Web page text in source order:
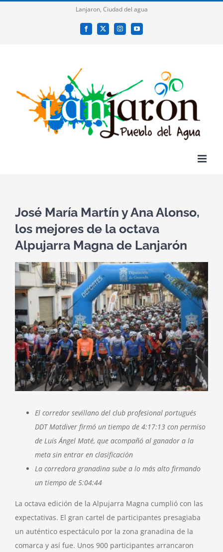
Lanjaron, Ciudad del agua
Facebook
X InstagramYouTube
José María Martín y Ana Alonso,
los mejores de la octava
Alpujarra Magna de Lanjarón
Ver
imagen
más
grande
El corredor sevillano del club profesional portugués
DDT Matdiver firmó un tiempo de 4:17:13 con permiso
de Luis Ángel Maté, que acompañó al ganador a la
meta sin entrar en clasificación
La corredora granadina sube a lo más alto firmando
un tiempo de 5:04:44
La octava edición de la Alpujarra Magna cumplió con las
expectativas. El gran cartel de participantes presagiaba
un auténtico espectáculo por la zona granadina de la
comarca y así fue. Unos 900 participantes arrancaron